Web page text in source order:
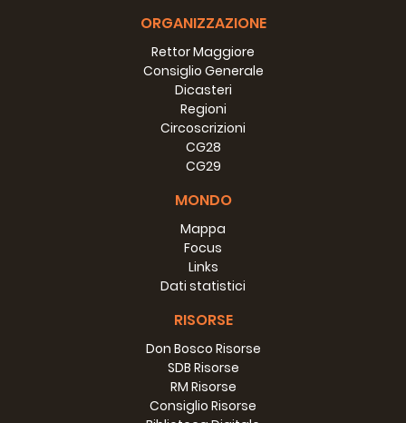
ORGANIZZAZIONE
Rettor Maggiore
Consiglio Generale
Dicasteri
Regioni
Circoscrizioni
CG28
CG29
MONDO
Mappa
Focus
Links
Dati statistici
RISORSE
Don Bosco Risorse
SDB Risorse
RM Risorse
Consiglio Risorse